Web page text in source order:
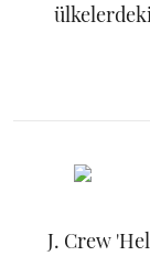
J. Crew